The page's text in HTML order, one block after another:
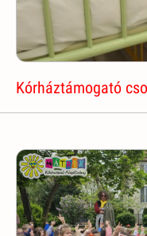
Kórháztámogató